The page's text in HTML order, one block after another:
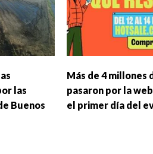
las
Buenos
Más de 4 millones
pasaron por la
el primer día del